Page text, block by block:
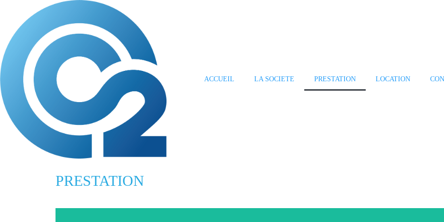
ACCUEIL LA SOCIETE PRESTATION LOCATION
PRESTATION